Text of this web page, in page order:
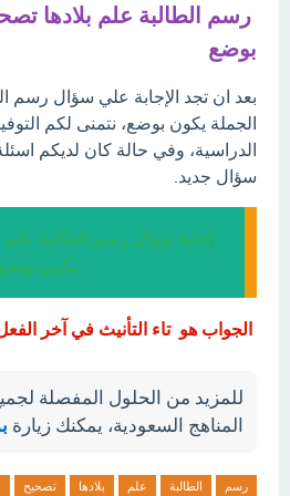
رسم الطالبة علم بلادها
بوضع
بعد ان تجد الإجابة علي سؤال رسم
الجملة يكون بوضع، نتمنى لكم
الدراسية، وفي حالة كان لديكم
سؤال جديد.
إجابة سؤال رسم الطالبة علم
يكون
الجواب هو تاء التأنيث في آخر
للمزيد من الحلول المفصلة
المناهج السعودية، يمكنك زيارة
رسم الطالبة علم بلادها تصحيح